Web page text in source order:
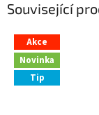
Související
Akce
Novinka
Tip